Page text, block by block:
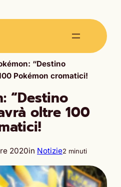
“Destino
Pokémon cromatici!
“Destino
oltre 100
2020in Notizie2 minuti